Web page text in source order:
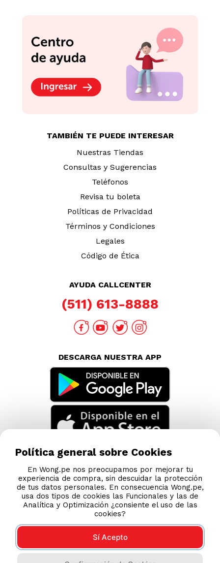
TAMBIÉN TE PUEDE INTERESAR
Nuestras Tiendas
Consultas y Sugerencias
Teléfonos
Revisa tu boleta
Políticas de Privacidad
Términos y Condiciones
Legales
Código de Ética
AYUDA CALLCENTER
(511) 613-8888
DESCARGA NUESTRA APP
Política general sobre Cookies
En Wong.pe nos preocupamos por mejorar tu
experiencia de compra, sin descuidar la protección
de tus datos personales. En consecuencia Wong.pe,
usa dos tipos de cookies las Funcionales y las de
Analítica y Optimización ¿consiente el uso de las
cookies?
Sí Acepto